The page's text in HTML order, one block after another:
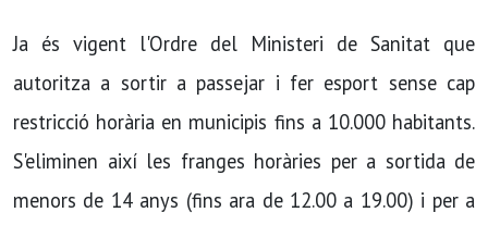
Ja és vigent l'Ordre del Ministeri de Sanitat que
autoritza a sortir a passejar i fer esport sense cap
restricció horària en municipis fins a 10.000 habitants.
S'eliminen així les franges horàries per a sortida de
menors de 14 anys (fins ara de 12.00 a 19.00) i per a